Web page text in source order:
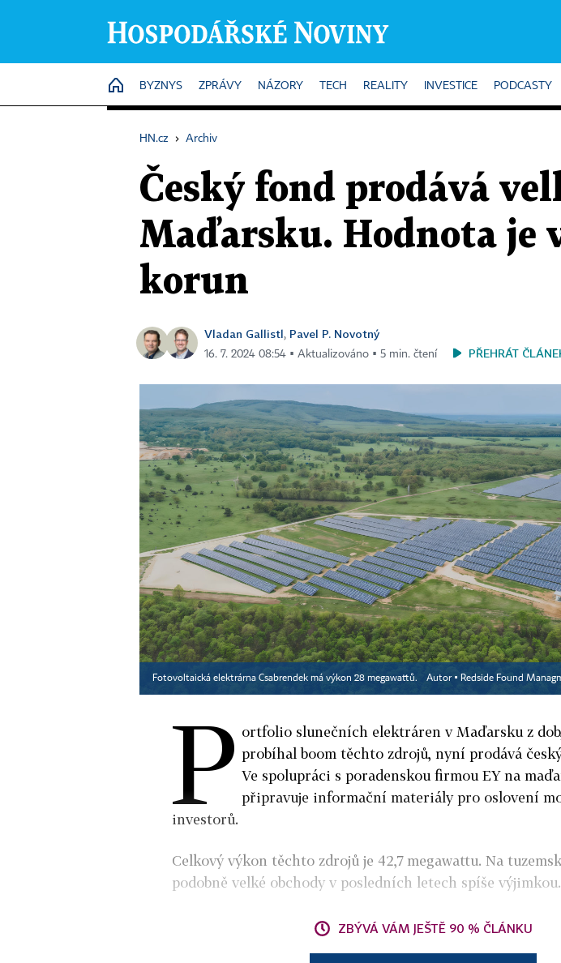
HOME
BYZNYS ZPRÁVY NÁZORY TECH REALITY INVESTICE PODCASTY
HN.cz › Archiv
Český fond prodává
Maďarsku. Hodnota je
korun
Vladan Gallistl, Pavel P. Novotný
16. 7. 2024 08:54 ▪ Aktualizováno ▪ 5 min. čtení PŘEHRÁT
Fotovoltaická elektrárna Csabrendek má výkon 28 megawattů. Autor ▪ Redside Found
P ortfolio slunečních elektráren v Maďarsku z
probíhal boom těchto zdrojů, nyní prodává
Ve spolupráci s poradenskou firmou EY na
připravuje informační materiály pro oslovení
investorů.
Celkový výkon těchto zdrojů je 42,7 megawattu. Na
podobně velké obchody v posledních letech spíše výjimkou.
ZBÝVÁ VÁM JEŠTĚ 90 % ČLÁNKU